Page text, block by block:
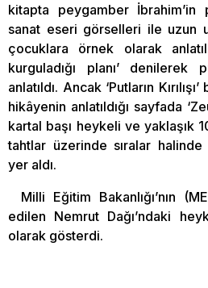
kitapta peygamber İbrahim’in
sanat eseri görselleri ile uzun
çocuklara örnek olarak
kurguladığı planı’ denilerek
anlatıldı. Ancak ‘Putların
hikâyenin anlatıldığı sayfada
kartal başı heykeli ve yaklaşık
tahtlar üzerinde sıralar
yer aldı.
Milli Eğitim Bakanlığı’nın
edilen Nemrut Dağı’ndaki
olarak gösterdi.